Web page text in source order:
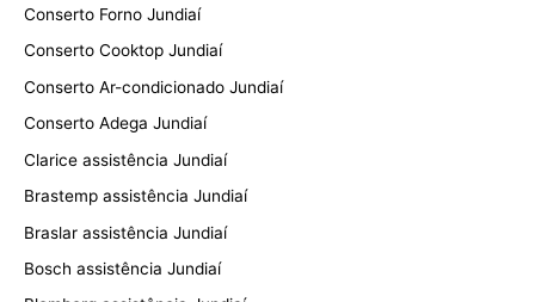
Conserto Forno Jundiaí
Conserto Cooktop Jundiaí
Conserto Ar-condicionado Jundiaí
Conserto Adega Jundiaí
Clarice assistência Jundiaí
Brastemp assistência Jundiaí
Braslar assistência Jundiaí
Bosch assistência Jundiaí